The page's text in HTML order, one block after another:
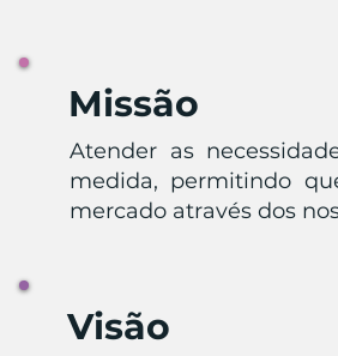
Missão
Atender as
medida, permitindo
mercado através dos
Visão